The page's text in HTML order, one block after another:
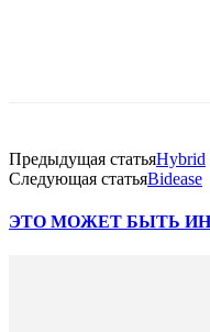
Предыдущая статьяHybrid
Следующая статьяBidease
ЭТО МОЖЕТ БЫТЬ